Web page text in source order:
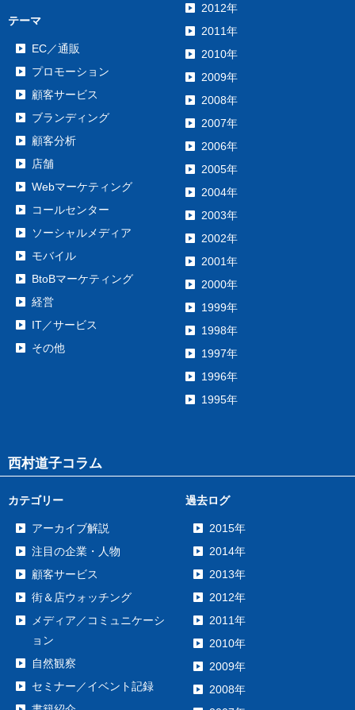
テーマ
EC／通販
プロモーション
顧客サービス
ブランディング
顧客分析
店舗
Webマーケティング
コールセンター
ソーシャルメディア
モバイル
BtoBマーケティング
経営
IT／サービス
その他
2012年
2011年
2010年
2009年
2008年
2007年
2006年
2005年
2004年
2003年
2002年
2001年
2000年
1999年
1998年
1997年
1996年
1995年
西村道子コラム
カテゴリー
アーカイブ解説
注目の企業・人物
顧客サービス
街＆店ウォッチング
メディア／コミュニケーシ
ョン
自然観察
セミナー／イベント記録
過去ログ
2015年
2014年
2013年
2012年
2011年
2010年
2009年
2008年